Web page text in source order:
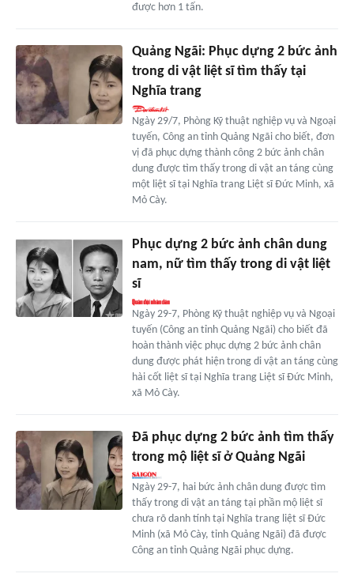
được hơn 1 tấn.
Quảng Ngãi: Phục dựng 2 bức ảnh
trong di vật liệt sĩ tìm thấy tại
Nghĩa trang
Ngày 29/7, Phòng Kỹ thuật nghiệp vụ và Ngoại
tuyến, Công an tỉnh Quảng Ngãi cho biết, đơn
vị đã phục dựng thành công 2 bức ảnh chân
dung được tìm thấy trong di vật an táng cùng
một liệt sĩ tại Nghĩa trang Liệt sĩ Đức Minh, xã
Mỏ Cày.
Phục dựng 2 bức ảnh chân dung
nam, nữ tìm thấy trong di vật liệt
sĩ
Ngày 29-7, Phòng Kỹ thuật nghiệp vụ và Ngoại
tuyến (Công an tỉnh Quảng Ngãi) cho biết đã
hoàn thành việc phục dựng 2 bức ảnh chân
dung được phát hiện trong di vật an táng cùng
hài cốt liệt sĩ tại Nghĩa trang Liệt sĩ Đức Minh,
xã Mỏ Cày.
Đã phục dựng 2 bức ảnh tìm thấy
trong mộ liệt sĩ ở Quảng Ngãi
Ngày 29-7, hai bức ảnh chân dung được tìm
thấy trong di vật an táng tại phần mộ liệt sĩ
chưa rõ danh tính tại Nghĩa trang liệt sĩ Đức
Minh (xã Mỏ Cày, tỉnh Quảng Ngãi) đã được
Công an tỉnh Quảng Ngãi phục dựng.